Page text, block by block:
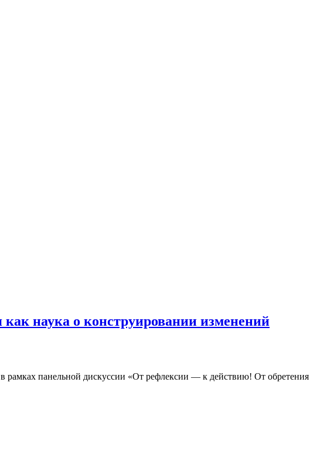
наука о конструировании изменений
рамках панельной дискуссии «От рефлексии — к действию! От обретения